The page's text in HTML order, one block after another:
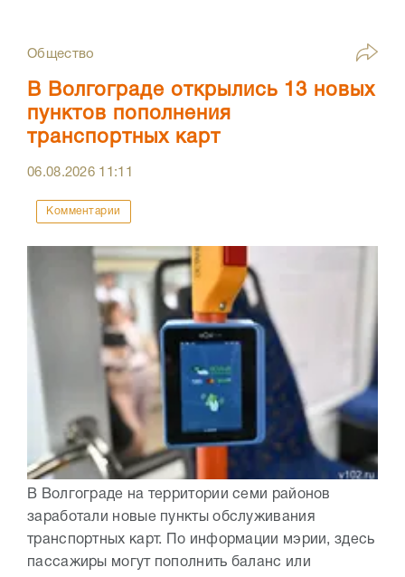
Общество
В Волгограде открылись 13 новых
пунктов пополнения
транспортных карт
06.08.2026 11:11
Комментарии
В Волгограде на территории семи районов
заработали новые пункты обслуживания
транспортных карт. По информации мэрии, здесь
пассажиры могут пополнить баланс или